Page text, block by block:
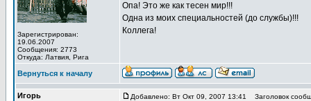
Зарегистрирован:
19.06.2007
Сообщения: 2773
Откуда: Латвия, Рига
Опа! Это же как тесен мир!!!
Одна из моих специальностей (до службы)!!!
Коллега!
Вернуться к началу
Игорь Добавлено: Вт Окт 09, 2007 13:41 Заголовок